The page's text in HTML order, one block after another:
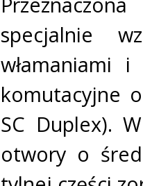
specjalnie
włamaniami
komutacyjne
SC Duplex).
otwory o